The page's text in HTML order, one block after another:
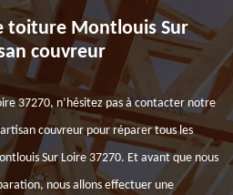
toiture Montlouis Sur
couvreur
37270, n’hésitez pas à contacter notre
couvreur pour réparer tous les
Sur Loire 37270. Et avant que nous
nous allons effectuer une